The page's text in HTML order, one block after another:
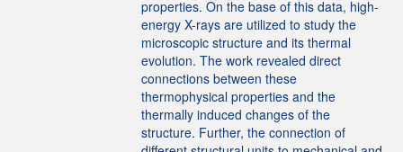
properties. On the base of this data, high-
energy X-rays are utilized to study the
microscopic structure and its thermal
evolution. The work revealed direct
connections between these
thermophysical properties and the
thermally induced changes of the
structure. Further, the connection of